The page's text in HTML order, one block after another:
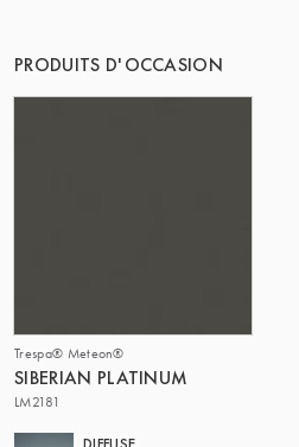
PRODUITS D'OCCASION
Trespa® Meteon®
SIBERIAN PLATINUM
LM2181